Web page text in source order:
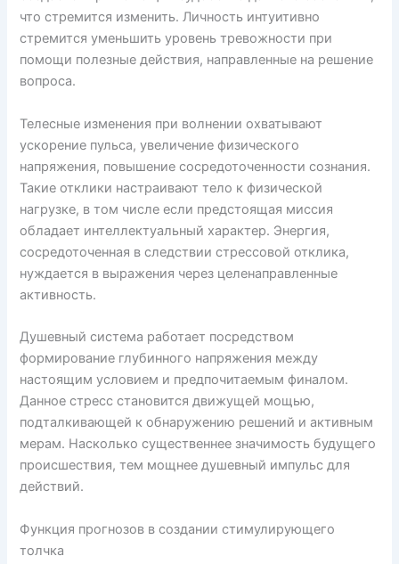
что стремится изменить. Личность интуитивно
стремится уменьшить уровень тревожности при
помощи полезные действия, направленные на решение
вопроса.
Телесные изменения при волнении охватывают
ускорение пульса, увеличение физического
напряжения, повышение сосредоточенности сознания.
Такие отклики настраивают тело к физической
нагрузке, в том числе если предстоящая миссия
обладает интеллектуальный характер. Энергия,
сосредоточенная в следствии стрессовой отклика,
нуждается в выражения через целенаправленные
активность.
Душевный система работает посредством
формирование глубинного напряжения между
настоящим условием и предпочитаемым финалом.
Данное стресс становится движущей мощью,
подталкивающей к обнаружению решений и активным
мерам. Насколько существеннее значимость будущего
происшествия, тем мощнее душевный импульс для
действий.
Функция прогнозов в создании стимулирующего
толчка